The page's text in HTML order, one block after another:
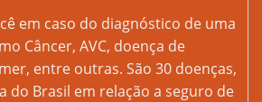
em caso do diagnóstico de uma
Câncer, AVC, doença de
entre outras. São 30 doenças,
do Brasil em relação a seguro de